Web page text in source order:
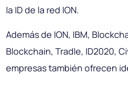
la ID de la red ION.
Además de ION, IBM,
Blockchain, Tradle, ID2020,
empresas también ofrecen